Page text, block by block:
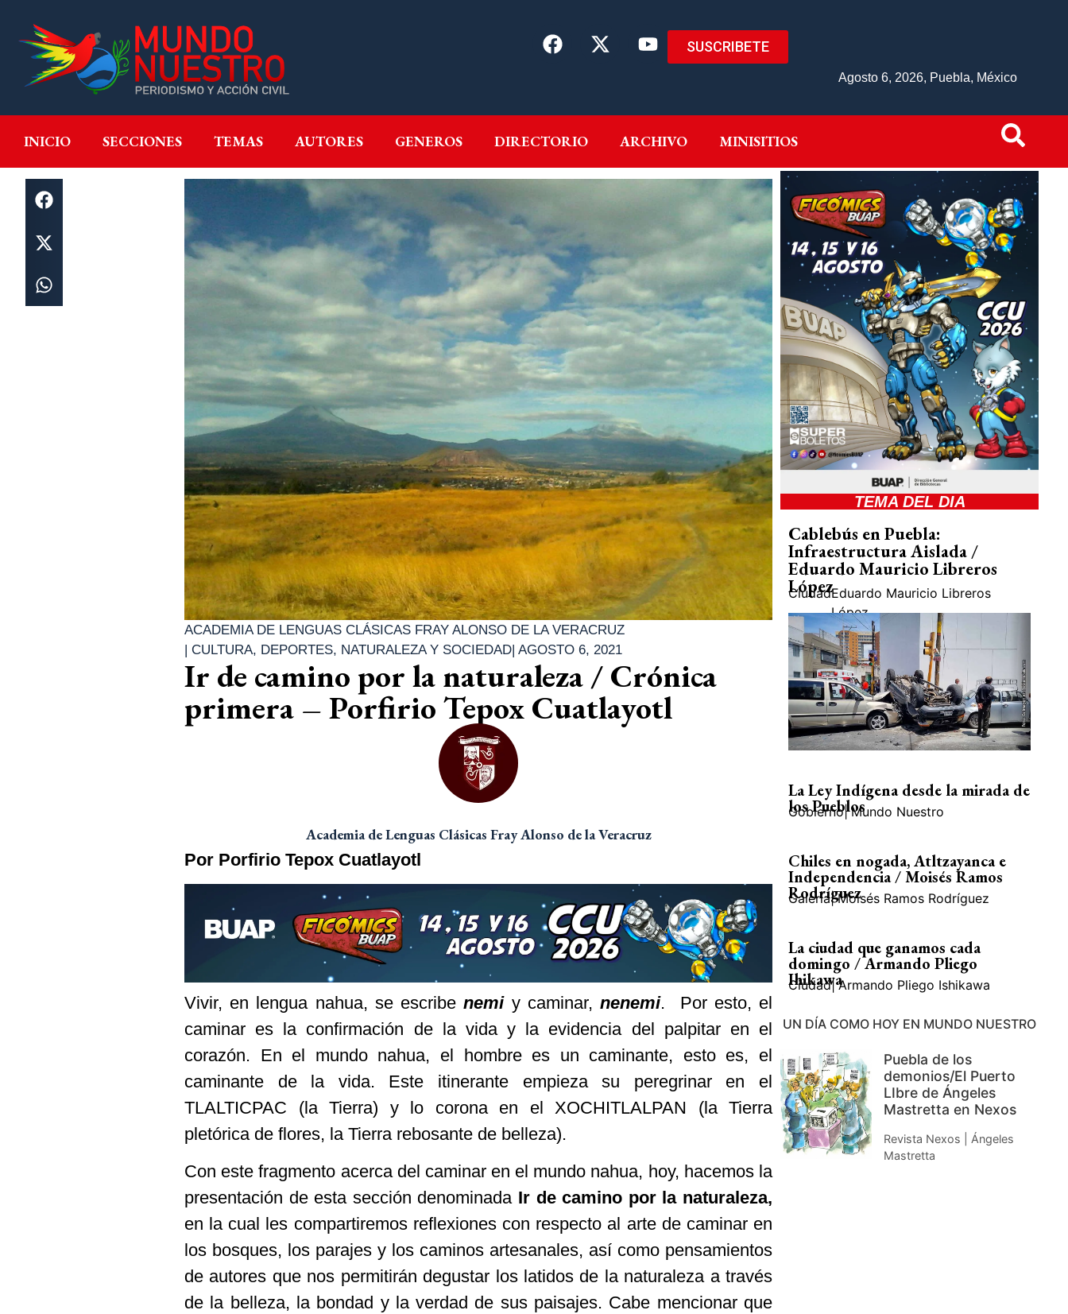
SUSCRIBETE
Agosto 6, 2026, Puebla, México
INICIO SECCIONES TEMAS AUTORES GENEROS DIRECTORIO ARCHIVO MINISITIOS
INICIO SECCIONES GENEROS DIRECTORIO ARCHIVO MINISITIOS
ACADEMIA DE LENGUAS CLÁSICAS FRAY ALONSO DE LA VERACRUZ
| CULTURA, DEPORTES, NATURALEZA Y SOCIEDAD| AGOSTO 6, 2021
Ir de camino por la naturaleza / Crónica
primera – Porfirio Tepox Cuatlayotl
Academia de Lenguas Clásicas Fray Alonso de la Veracruz
Por Porfirio Tepox Cuatlayotl
Vivir, en lengua nahua, se escribenemiy caminar,nenemi. Por esto, el
caminar es la confirmación de la vida y la evidencia del palpitar en el
corazón. En el mundo nahua, el hombre es un caminante, esto es, el
caminante de la vida. Este itinerante empieza su peregrinar en el
TLALTICPAC (la Tierra) y lo corona en el XOCHITLALPAN (la Tierra
pletórica de flores, la Tierra rebosante de belleza).
Con este fragmento acerca del caminar en el mundo nahua, hoy, hacemos la
presentación de esta sección denominada Ir de camino por la naturaleza,
en la cual les compartiremos reflexiones con respecto al arte de caminar en
los bosques, los parajes y los caminos artesanales, así como pensamientos
de autores que nos permitirán degustar los latidos de la naturaleza a través
de la belleza, la bondad y la verdad de sus paisajes. Cabe mencionar que
TEMA DEL DIA
Cablebús en Puebla:
Infraestructura Aislada /
Eduardo Mauricio Libreros
López
CiudadEduardo Mauricio Libreros
López
La Ley Indígena desde la mirada de
los Pueblos
Gobierno| Mundo Nuestro
Chiles en nogada, Atltzayanca e
Independencia / Moisés Ramos
Rodríguez
Galería| Moisés Ramos Rodríguez
La ciudad que ganamos cada
domingo / Armando Pliego
Ihikawa
Ciudad| Armando Pliego Ishikawa
UN DÍA COMO HOY EN MUNDO NUESTRO
Puebla de los
demonios/El Puerto
LIbre de Ángeles
Mastretta en Nexos
Revista Nexos | Ángeles
Mastretta